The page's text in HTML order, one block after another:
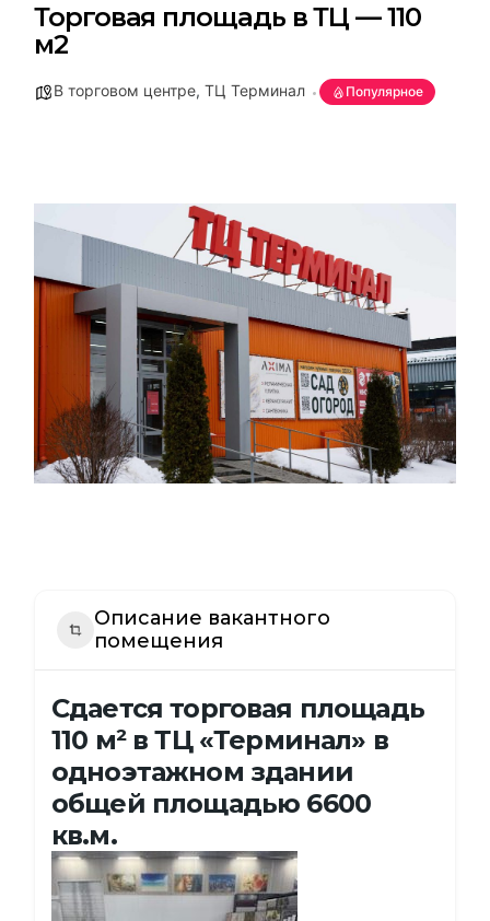
Торговая площадь в ТЦ — 110
м2
В торговом центре, ТЦ Терминал Популярное
Описание вакантного
помещения
Сдается торговая площадь
110 м²в ТЦ «Терминал» в
одноэтажном здании
общей площадью 6600
кв.м.